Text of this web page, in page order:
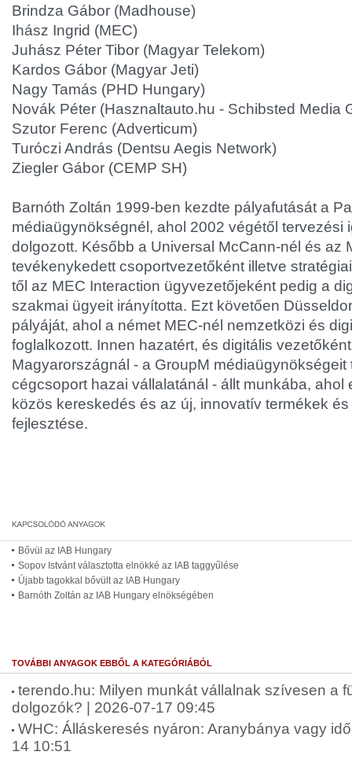
Brindza Gábor (Madhouse)
Ihász Ingrid (MEC)
Juhász Péter Tibor (Magyar Telekom)
Kardos Gábor (Magyar Jeti)
Nagy Tamás (PHD Hungary)
Novák Péter (Hasznaltauto.hu - Schibsted Media
Szutor Ferenc (Adverticum)
Turóczi András (Dentsu Aegis Network)
Ziegler Gábor (CEMP SH)
Barnóth Zoltán 1999-ben kezdte pályafutását a
médiaügynökségnél, ahol 2002 végétől tervezési
dolgozott. Később a Universal McCann-nél és az
tevékenykedett csoportvezetőként illetve
től az MEC Interaction ügyvezetőjeként pedig a
szakmai ügyeit irányította. Ezt követően
pályáját, ahol a német MEC-nél nemzetközi és
foglalkozott. Innen hazatért, és digitális
Magyarországnál - a GroupM
cégcsoport hazai vállalatánál - állt munkába, ahol
közös kereskedés és az új, innovatív termékek
fejlesztése.
Bővül az IAB Hungary
Sopov Istvánt választotta elnökké az IAB taggyűlése
Újabb tagokkal bővült az IAB Hungary
Barnóth Zoltán az IAB Hungary elnökségében
TOVÁBBI ANYAGOK EBBŐL A KATEGÓRIÁBÓL
terendo.hu: Milyen munkát vállalnak szívesen a
dolgozók? | 2026-07-17 09:45
WHC: Álláskeresés nyáron: Aranybánya vagy
14 10:51